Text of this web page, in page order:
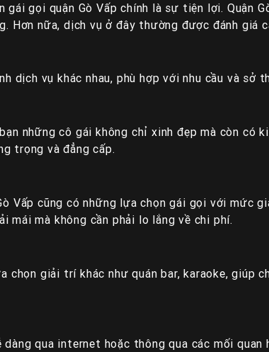
gọi quận Gò Vấp chính là sự tiện lợi. Quận
Hơn nữa, dịch vụ ở đây thường được đánh giá
dịch vụ khác nhau, phù hợp với nhu cầu và sở
những cô gái không chỉ xinh đẹp mà còn
trọng và đẳng cấp.
Vấp cũng có những lựa chọn gái gọi với mức
mà không cần phải lo lắng về chi phí.
chọn giải trí khác như quán bar, karaoke, giúp
qua internet hoặc thông qua các mối quan